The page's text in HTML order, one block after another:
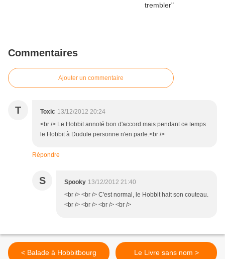
Commentaires
Ajouter un commentaire
T Toxic 13/12/2012 20:24
<br /> Le Hobbit annoté bon d'accord mais pendant ce temps
le Hobbit à Dudule personne n'en parle.<br />
Répondre
S Spooky 13/12/2012 21:40
<br /> <br /> C'est normal, le Hobbit hait son couteau.
<br /> <br /> <br /> <br />
< Balade à Hobbitbourg Le Livre sans nom >